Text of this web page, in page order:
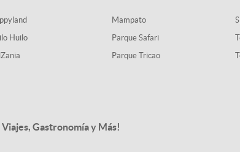
Huilo
Mampato
Parque Safari
Parque Tricao
Gastronomía y Más!